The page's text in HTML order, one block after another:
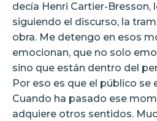
decía Henri Cartier-Bresson,
siguiendo el discurso, la
obra. Me detengo en esos
emocionan, que no solo
sino que están dentro del
Por eso es que el público
Cuando ha pasado ese
adquiere otros sentidos.